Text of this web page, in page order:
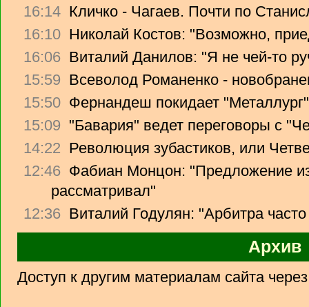
16:14 Кличко - Чагаев. Почти по
16:10 Николай Костов: "Возможно,
16:06 Виталий Данилов: "Я не чей-то
15:59 Всеволод Романенко -
15:50 Фернандеш покидает "Металлург"
15:09 "Бавария" ведет переговоры с
14:22 Революция зубастиков, или
12:46 Фабиан Монцон: "Предложение
рассматривал"
12:36 Виталий Годулян: "Арбитра
Архив
Доступ к другим материалам сайта